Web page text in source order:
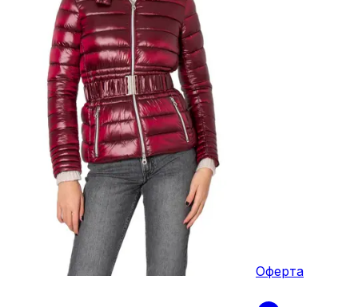
Оферта